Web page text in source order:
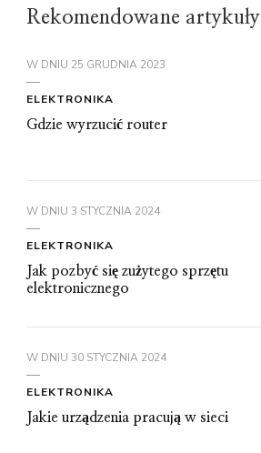
Rekomendowane artykuły
W DNIU 25 GRUDNIA 2023
ELEKTRONIKA
Gdzie wyrzucić router
W DNIU 3 STYCZNIA 2024
ELEKTRONIKA
Jak pozbyć się zużytego sprzętu
elektronicznego
W DNIU 30 STYCZNIA 2024
ELEKTRONIKA
Jakie urządzenia pracują w sieci